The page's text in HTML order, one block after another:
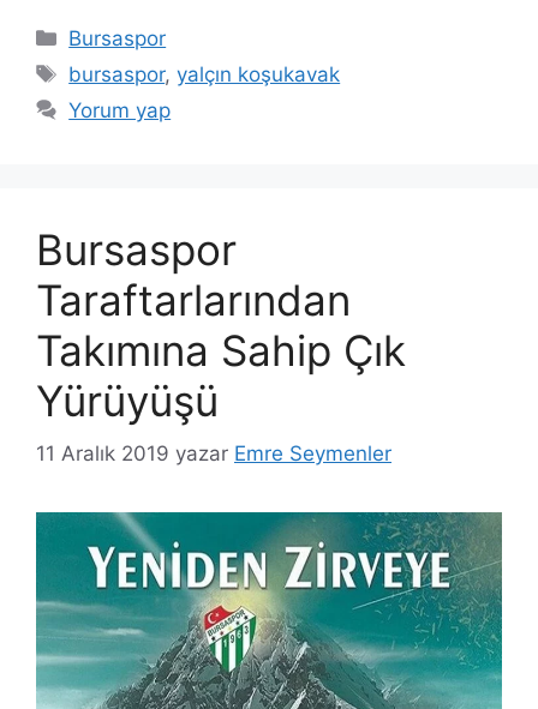
Kategoriler
Bursaspor
Etiketler
bursaspor,yalçın koşukavak
Yorum yap
Bursaspor
Taraftarlarından
Takımına Sahip Çık
Yürüyüşü
11 Aralık 2019 yazar Emre Seymenler